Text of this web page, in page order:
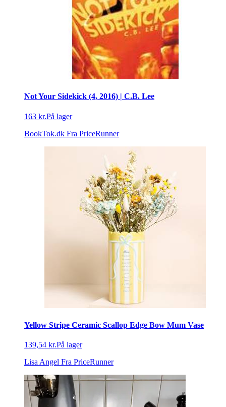
Not Your Sidekick (4, 2016) | C.B. Lee
163 kr.På lager
BookTok.dk Fra PriceRunner
Yellow Stripe Ceramic Scallop Edge Bow Mum Vase
139,54 kr.På lager
Lisa Angel Fra PriceRunner